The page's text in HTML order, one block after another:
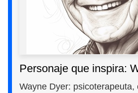
Personaje que inspira:
Wayne Dyer: psicoterapeuta,